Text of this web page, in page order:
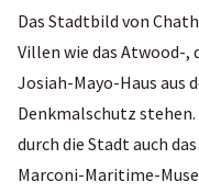
Das Stadtbild von
Villen wie das Atwood-,
Josiah-Mayo-Haus aus
Denkmalschutz
durch die Stadt auch
Marconi-Maritime-